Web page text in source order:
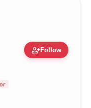
person_addFollow
Public Figure